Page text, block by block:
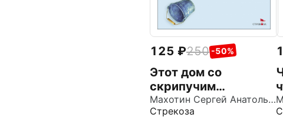
125 250 -50%
Этот дом со
скрипучим
крыльцом
Махотин Сергей Анатольевич
Стрекоза